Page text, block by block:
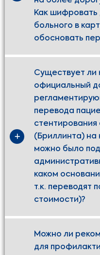
Как шифровать
больного в
обосновать
Cуществует ли
официальный
перевода
стентирования
(Бриллинта) на
можно было
каком
т.к. переводят
стоимости)?
Можно ли
для